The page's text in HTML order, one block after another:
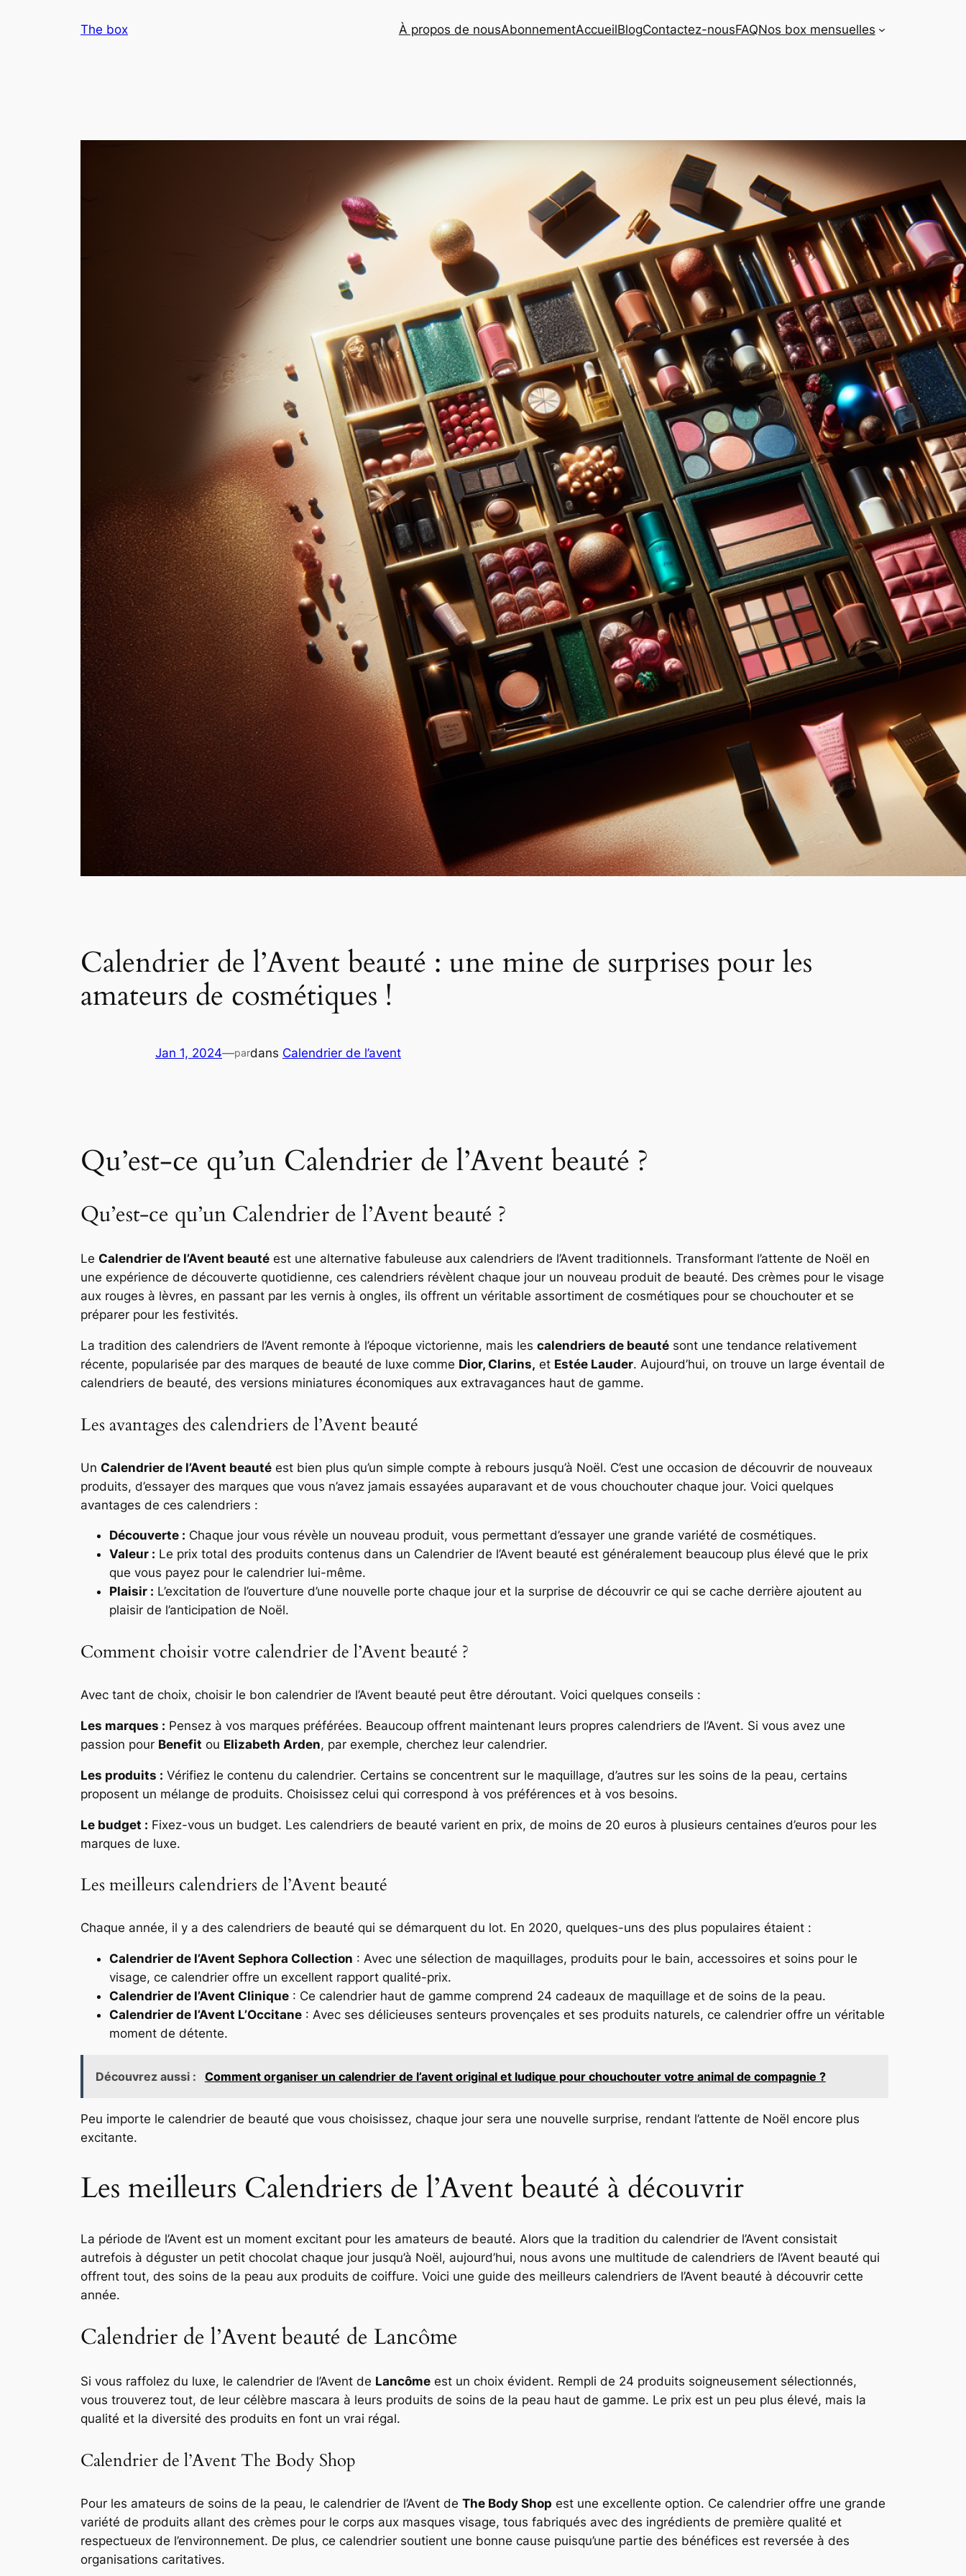
The box À propos de nousAbonnementAccueilBlogContactez-nousFAQNos box mensuelles
Calendrier de l’Avent beauté : une mine de surprises pour les
amateurs de cosmétiques !
Jan 1, 2024—pardans Calendrier de l’avent
Qu’est-ce qu’un Calendrier de l’Avent beauté ?
Qu’est-ce qu’un Calendrier de l’Avent beauté ?
Le Calendrier de l’Avent beauté est une alternative fabuleuse aux calendriers de l’Avent traditionnels. Transformant l’attente de Noël en
une expérience de découverte quotidienne, ces calendriers révèlent chaque jour un nouveau produit de beauté. Des crèmes pour le visage
aux rouges à lèvres, en passant par les vernis à ongles, ils offrent un véritable assortiment de cosmétiques pour se chouchouter et se
préparer pour les festivités.
La tradition des calendriers de l’Avent remonte à l’époque victorienne, mais les calendriers de beauté sont une tendance relativement
récente, popularisée par des marques de beauté de luxe comme Dior, Clarins, et Estée Lauder. Aujourd’hui, on trouve un large éventail de
calendriers de beauté, des versions miniatures économiques aux extravagances haut de gamme.
Les avantages des calendriers de l’Avent beauté
Un Calendrier de l’Avent beauté est bien plus qu’un simple compte à rebours jusqu’à Noël. C’est une occasion de découvrir de nouveaux
produits, d’essayer des marques que vous n’avez jamais essayées auparavant et de vous chouchouter chaque jour. Voici quelques
avantages de ces calendriers :
Découverte : Chaque jour vous révèle un nouveau produit, vous permettant d’essayer une grande variété de cosmétiques.
Valeur : Le prix total des produits contenus dans un Calendrier de l’Avent beauté est généralement beaucoup plus élevé que le prix
que vous payez pour le calendrier lui-même.
Plaisir : L’excitation de l’ouverture d’une nouvelle porte chaque jour et la surprise de découvrir ce qui se cache derrière ajoutent au
plaisir de l’anticipation de Noël.
Comment choisir votre calendrier de l’Avent beauté ?
Avec tant de choix, choisir le bon calendrier de l’Avent beauté peut être déroutant. Voici quelques conseils :
Les marques : Pensez à vos marques préférées. Beaucoup offrent maintenant leurs propres calendriers de l’Avent. Si vous avez une
passion pour Benefit ou Elizabeth Arden, par exemple, cherchez leur calendrier.
Les produits : Vérifiez le contenu du calendrier. Certains se concentrent sur le maquillage, d’autres sur les soins de la peau, certains
proposent un mélange de produits. Choisissez celui qui correspond à vos préférences et à vos besoins.
Le budget : Fixez-vous un budget. Les calendriers de beauté varient en prix, de moins de 20 euros à plusieurs centaines d’euros pour les
marques de luxe.
Les meilleurs calendriers de l’Avent beauté
Chaque année, il y a des calendriers de beauté qui se démarquent du lot. En 2020, quelques-uns des plus populaires étaient :
Calendrier de l’Avent Sephora Collection : Avec une sélection de maquillages, produits pour le bain, accessoires et soins pour le
visage, ce calendrier offre un excellent rapport qualité-prix.
Calendrier de l’Avent Clinique : Ce calendrier haut de gamme comprend 24 cadeaux de maquillage et de soins de la peau.
Calendrier de l’Avent L’Occitane : Avec ses délicieuses senteurs provençales et ses produits naturels, ce calendrier offre un véritable
moment de détente.
Découvrez aussi : Comment organiser un calendrier de l’avent original et ludique pour chouchouter votre animal de compagnie ?
Peu importe le calendrier de beauté que vous choisissez, chaque jour sera une nouvelle surprise, rendant l’attente de Noël encore plus
excitante.
Les meilleurs Calendriers de l’Avent beauté à découvrir
La période de l’Avent est un moment excitant pour les amateurs de beauté. Alors que la tradition du calendrier de l’Avent consistait
autrefois à déguster un petit chocolat chaque jour jusqu’à Noël, aujourd’hui, nous avons une multitude de calendriers de l’Avent beauté qui
offrent tout, des soins de la peau aux produits de coiffure. Voici une guide des meilleurs calendriers de l’Avent beauté à découvrir cette
année.
Calendrier de l’Avent beauté de Lancôme
Si vous raffolez du luxe, le calendrier de l’Avent de Lancôme est un choix évident. Rempli de 24 produits soigneusement sélectionnés,
vous trouverez tout, de leur célèbre mascara à leurs produits de soins de la peau haut de gamme. Le prix est un peu plus élevé, mais la
qualité et la diversité des produits en font un vrai régal.
Calendrier de l’Avent The Body Shop
Pour les amateurs de soins de la peau, le calendrier de l’Avent de The Body Shop est une excellente option. Ce calendrier offre une grande
variété de produits allant des crèmes pour le corps aux masques visage, tous fabriqués avec des ingrédients de première qualité et
respectueux de l’environnement. De plus, ce calendrier soutient une bonne cause puisqu’une partie des bénéfices est reversée à des
organisations caritatives.